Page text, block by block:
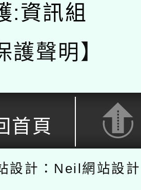
:資訊組
護聲明】
首頁
設計：Neil網站設